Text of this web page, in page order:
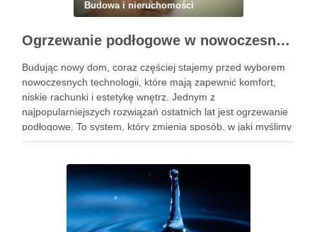
Budowa i nieruchomości
Ogrzewanie podłogowe w nowoczesnym domu – komfort, oszczędność i estetyka
Budując nowy dom, coraz częściej stajemy przed wyborem
nowoczesnych technologii, które mają zapewnić komfort,
niskie rachunki i estetykę wnętrz. Jednym z
najpopularniejszych rozwiązań ostatnich lat jest ogrzewanie
podłogowe. To system, który zmienia sposób, w jaki myślimy
o cieple w domu – nie tylko grzeje, ale również wpływa na